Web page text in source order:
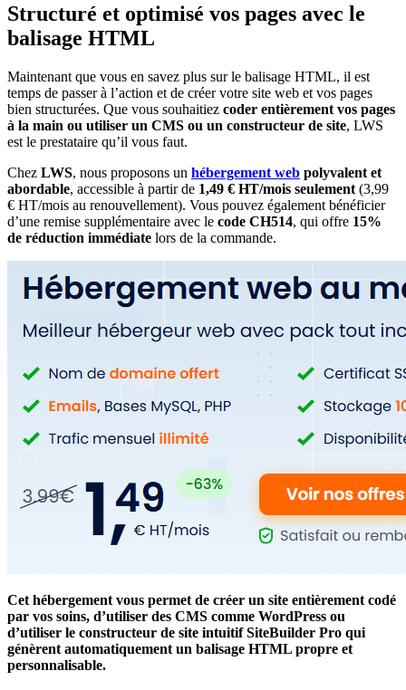
Structuré et optimisé vos pages avec le
balisage HTML
Maintenant que vous en savez plus sur le balisage HTML, il est
temps de passer à l’action et de créer votre site web et vos pages
bien structurées. Que vous souhaitiez coder entièrement vos pages
à la main ou utiliser un CMS ou un constructeur de site, LWS
est le prestataire qu’il vous faut.
Chez LWS, nous proposons un hébergement web polyvalent et
abordable, accessible à partir de 1,49 € HT/mois seulement (3,99
€ HT/mois au renouvellement). Vous pouvez également bénéficier
d’une remise supplémentaire avec le code CH514, qui offre 15%
de réduction immédiate lors de la commande.
Cet hébergement vous permet de créer un site entièrement codé
par vos soins, d’utiliser des CMS comme WordPress ou
d’utiliser le constructeur de site intuitif SiteBuilder Pro qui
génèrent automatiquement un balisage HTML propre et
personnalisable.